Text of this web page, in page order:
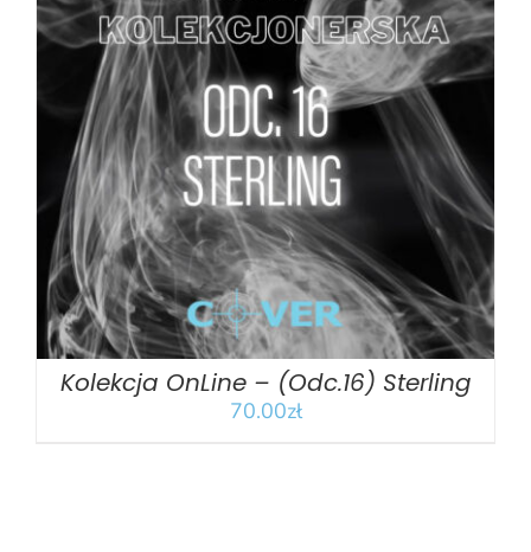
DODAJ DO KOSZYKA / SZCZEGÓŁY
Kolekcja OnLine – (Odc.16) Sterling
70.00zł